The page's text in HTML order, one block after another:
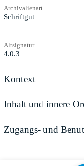
Archivalienart
Schriftgut
Altsignatur
4.0.3
Kontext
Inhalt und innere
Zugangs- und
Teilen